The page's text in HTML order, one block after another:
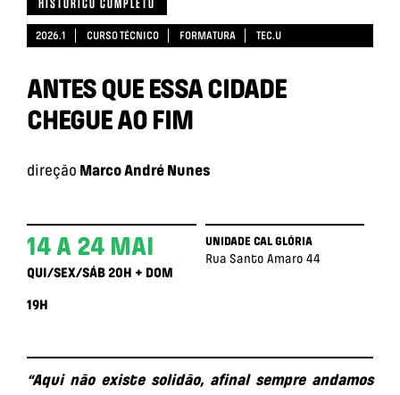
HISTÓRICO COMPLETO
2026.1 CURSO TÉCNICO FORMATURA TEC.U
ANTES QUE ESSA CIDADE
CHEGUE AO FIM
direção Marco André Nunes
14 A 24 MAI
QUI/SEX/SÁB 20H + DOM
19H
UNIDADE CAL GLÓRIA
Rua Santo Amaro 44
“Aqui não existe solidão, afinal sempre andamos